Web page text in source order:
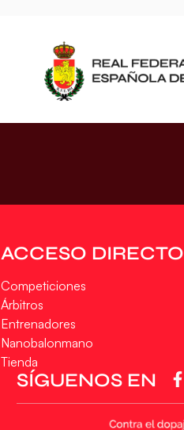
ACCESO DIRECTO
Competiciones
Árbitros
Entrenadores
Nanobalonmano
Tienda
SÍGUENOS EN